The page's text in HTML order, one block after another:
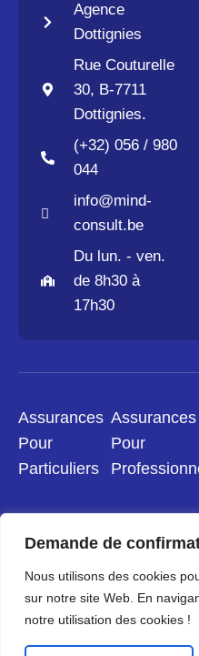
Demande de
Nous utilisons des cookies
sur notre site Web. En
notre utilisation des cookies !
Agence
Dottignies
Rue Couturelle
30, B-7711
Dottignies.
(+32) 056 / 980
044
info@mind-
consult.be
Du lun. - ven.
de 8h30 à
17h30
Assurances
Pour
Particuliers
Assurances
Pour
TVA :
FSMA :